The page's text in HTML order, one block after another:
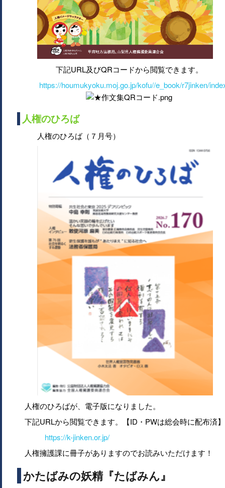
下記URL及びQRコードから閲覧できます。
https://houmukyoku.moj.go.jp/kofu//e_book/r7jinken/
人権のひろば
人権のひろば（７月号）
人権のひろばが、電子版になりました。
下記URLから閲覧できます。【ID・PWは総会時に配布済】
https://k-jinken.or.jp/
人権擁護課に冊子がありますのでお読みいただけます！
かたばみの妖精『たばみん』